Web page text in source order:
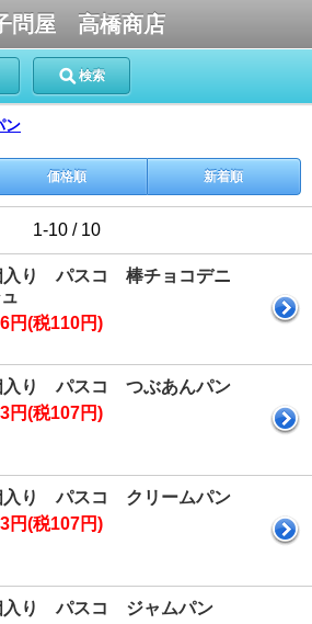
問屋 高橋商店
検索
ン
価格順 新着順
1-10 / 10
入り パスコ 棒チョコデニ
円(税110円)
入り パスコ つぶあんパン
円(税107円)
入り パスコ クリームパン
円(税107円)
入り パスコ ジャムパン